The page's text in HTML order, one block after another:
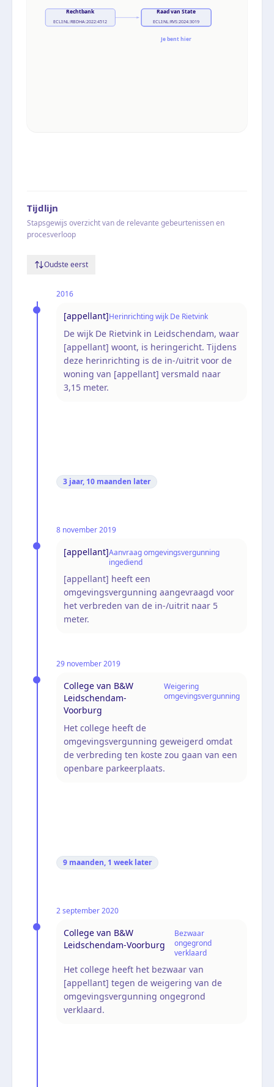
Rechtbank
ECLI:NL:RBDHA:2022:4512
Raad van State
ECLI:NL:RVS:2024:3019
Je bent hier
Tijdlijn
Stapsgewijs overzicht van de relevante gebeurtenissen en
procesverloop
Oudste eerst
2016
[appellant]Herinrichting wijk De Rietvink
De wijk De Rietvink in Leidschendam, waar
[appellant] woont, is heringericht. Tijdens
deze herinrichting is de in-/uitrit voor de
woning van [appellant] versmald naar
3,15 meter.
3 jaar, 10 maanden later
8 november 2019
[appellant]Aanvraag omgevingsvergunning
ingediend
[appellant] heeft een
omgevingsvergunning aangevraagd voor
het verbreden van de in-/uitrit naar 5
meter.
29 november 2019
College van B&W
Leidschendam-
Voorburg
Weigering
omgevingsvergunning
Het college heeft de
omgevingsvergunning geweigerd omdat
de verbreding ten koste zou gaan van een
openbare parkeerplaats.
9 maanden, 1 week later
2 september 2020
College van B&W
Leidschendam-Voorburg
Bezwaar
ongegrond
verklaard
Het college heeft het bezwaar van
[appellant] tegen de weigering van de
omgevingsvergunning ongegrond
verklaard.